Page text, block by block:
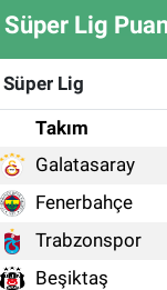
Süper Lig
Süper Lig
Takım
Galatasaray
Fenerbahçe
Trabzonspor
Beşiktaş